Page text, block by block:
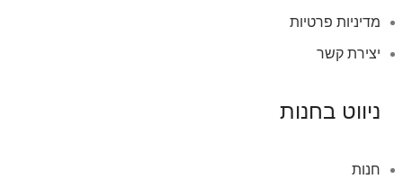
מדיניות פרטיות
יצירת קשר
ניווט בחנות
חנות